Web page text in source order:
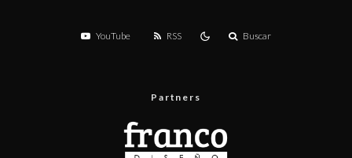
YouTube RSS Buscar
Partners